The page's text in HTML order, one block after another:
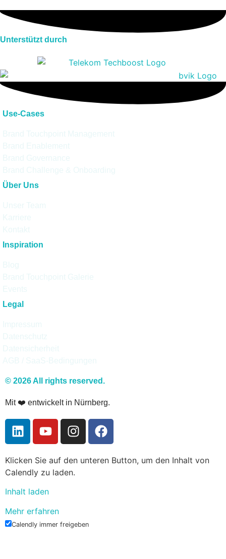
Unterstützt durch
Use-Cases
Über Uns
Inspiration
Legal
© 2026 All rights reserved.
Mit ❤️ entwickelt in Nürnberg.
Klicken Sie auf den unteren Button, um den Inhalt von
Calendly zu laden.
Inhalt laden
Mehr erfahren
Calendly immer freigeben